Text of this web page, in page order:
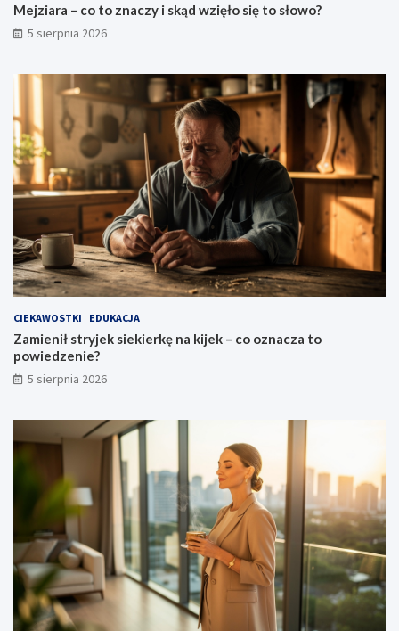
Mejziara – co to znaczy i skąd wzięło się to słowo?
5 sierpnia 2026
CIEKAWOSTKI EDUKACJA
Zamienił stryjek siekierkę na kijek – co oznacza to
powiedzenie?
5 sierpnia 2026